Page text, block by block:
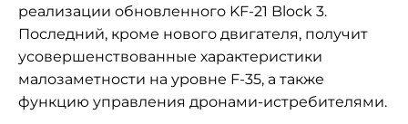
реализации обновленного KF-21 Block 3.
Последний, кроме нового двигателя, получит
усовершенствованные характеристики
малозаметности на уровне F-35, а также
функцию управления дронами-истребителями.